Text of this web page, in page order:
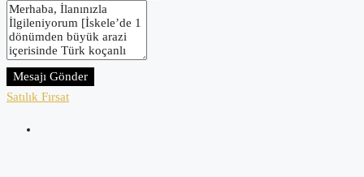
Mesajı Gönder
Satılık Fırsat